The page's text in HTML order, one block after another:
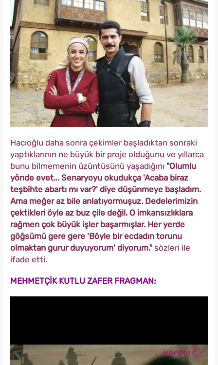
Hacıoğlu daha sonra çekimler başladıktan sonraki
yaptıklarının ne büyük bir proje olduğunu ve yıllarca
bunu bilmemenin üzüntüsünü yaşadığını "Olumlu
yönde evet... Senaryoyu okudukça 'Acaba biraz
teşbihte abartı mı var?' diye düşünmeye başladım.
Ama meğer az bile anlatıyormuşuz. Dedelerimizin
çektikleri öyle az buz çile değil. O imkansızlıklara
rağmen çok büyük işler başarmışlar. Her yerde
göğsümü gere gere 'Böyle bir ecdadın torunu
olmaktan gurur duyuyorum' diyorum." sözleri ile
ifade etti.
MEHMETÇİK KUTLU ZAFER FRAGMAN;